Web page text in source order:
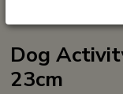
MÍČKY,
Dog
23cm